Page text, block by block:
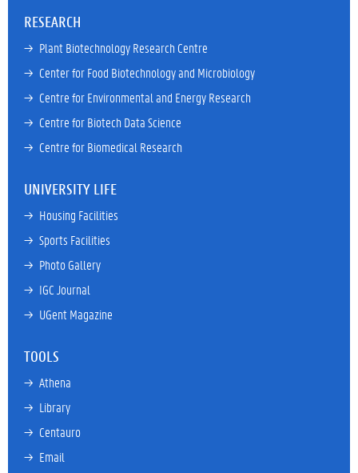
RESEARCH
→ Plant Biotechnology Research Centre
→ Center for Food Biotechnology and Microbiology
→ Centre for Environmental and Energy Research
→ Centre for Biotech Data Science
→ Centre for Biomedical Research
UNIVERSITY LIFE
→ Housing Facilities
→ Sports Facilities
→ Photo Gallery
→ IGC Journal
→ UGent Magazine
TOOLS
→ Athena
→ Library
→ Centauro
→ Email